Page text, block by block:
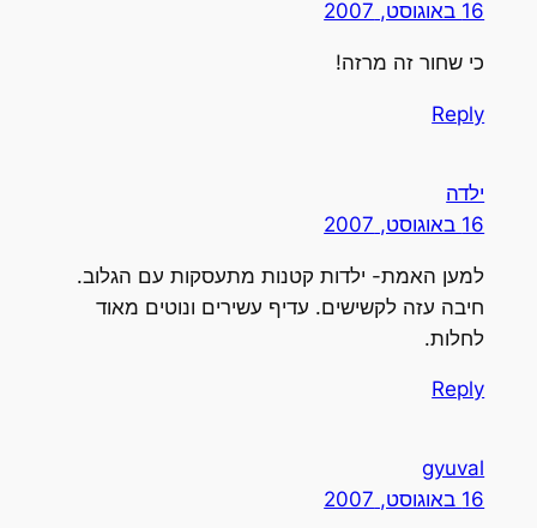
16 באוגוסט, 2007
כי שחור זה מרזה!
Reply
ילדה
16 באוגוסט, 2007
למען האמת- ילדות קטנות מתעסקות עם הגלוב.
חיבה עזה לקשישים. עדיף עשירים ונוטים מאוד
לחלות.
Reply
gyuval
16 באוגוסט, 2007